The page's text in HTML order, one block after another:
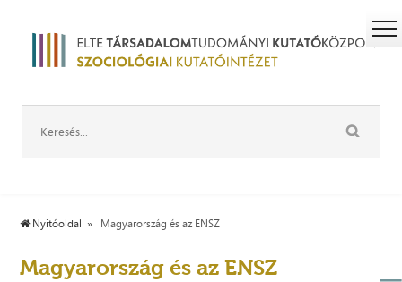
Nyitóoldal Magyarország és az ENSZ
Magyarország és az ENSZ